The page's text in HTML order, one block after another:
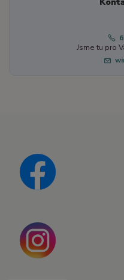
Jsme tu pro